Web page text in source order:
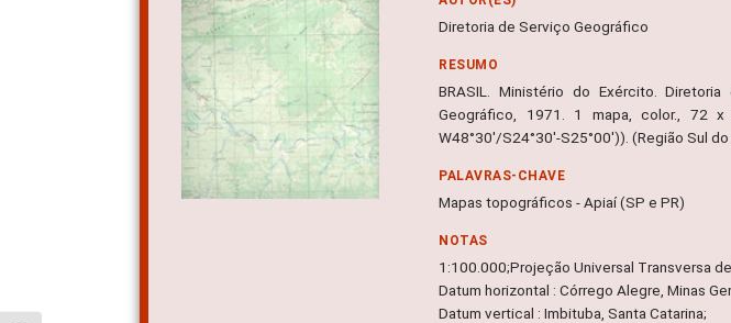
Diretoria de Serviço Geográfico
RESUMO
BRASIL. Ministério do Exército.
Geográfico, 1971. 1 mapa, color., 72 x
W48°30'/S24°30'-S25°00')). (Região Sul do
PALAVRAS-CHAVE
Mapas topográficos - Apiaí (SP e PR)
NOTAS
1:100.000;Projeção Universal Transversa
Datum horizontal : Córrego Alegre, Minas
Datum vertical : Imbituba, Santa Catarina;